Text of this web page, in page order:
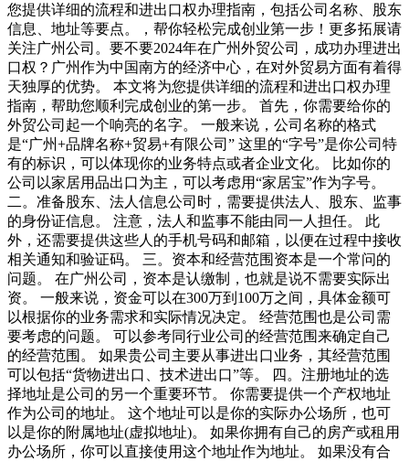
您提供详细的流程和进出口权办理指南，包括公司名称、股东
信息、地址等要点。，帮你轻松完成创业第一步！更多拓展请
关注广州公司。要不要2024年在广州外贸公司，成功办理进出
口权？广州作为中国南方的经济中心，在对外贸易方面有着得
天独厚的优势。 本文将为您提供详细的流程和进出口权办理
指南，帮助您顺利完成创业的第一步。 首先，你需要给你的
外贸公司起一个响亮的名字。 一般来说，公司名称的格式
是“广州+品牌名称+贸易+有限公司” 这里的“字号”是你公司特
有的标识，可以体现你的业务特点或者企业文化。 比如你的
公司以家居用品出口为主，可以考虑用“家居宝”作为字号。
二。准备股东、法人信息公司时，需要提供法人、股东、监事
的身份证信息。 注意，法人和监事不能由同一人担任。 此
外，还需要提供这些人的手机号码和邮箱，以便在过程中接收
相关通知和验证码。 三。资本和经营范围资本是一个常问的
问题。 在广州公司，资本是认缴制，也就是说不需要实际出
资。 一般来说，资金可以在300万到100万之间，具体金额可
以根据你的业务需求和实际情况决定。 经营范围也是公司需
要考虑的问题。 可以参考同行业公司的经营范围来确定自己
的经营范围。 如果贵公司主要从事进出口业务，其经营范围
可以包括“货物进出口、技术进出口”等。 四。注册地址的选
择地址是公司的另一个重要环节。 你需要提供一个产权地址
作为公司的地址。 这个地址可以是你的实际办公场所，也可
以是你的附属地址(虚拟地址)。 如果你拥有自己的房产或租用
办公场所，你可以直接使用这个地址作为地址。 如果没有合